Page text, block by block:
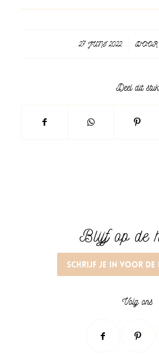
27 JUNI 2022
/ DOOR
Deel dit stuk
Blijf op de
Schrijf je in voor de
Volg ons